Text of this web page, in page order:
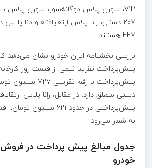
207 دستی، رانا پلاس ارتقایافته و دنا
EF7 هستند.
بررسی بخشنامه ایران خودرو نشان می‌دهد
پیش‌پرداخت تقریبا نیمی از قیمت روز
پیش‌پرداخت با رقم
دستی متعلق دارد. در مقابل، رانا پلاس
پیش‌پرداختی در حدود 621
به شمار می‌رود.
جدول مبالغ پیش پرداخت در فروش
خودرو